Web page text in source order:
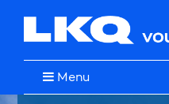
Menu